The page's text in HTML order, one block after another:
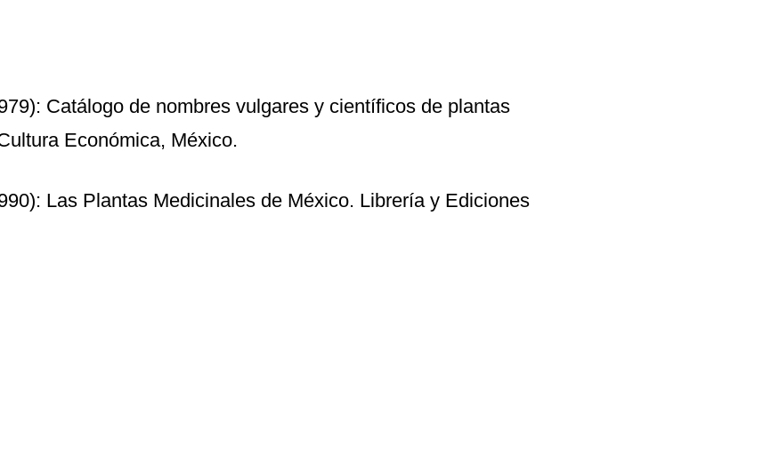
Catálogo de nombres vulgares y científicos de plantas
Económica, México.
Las Plantas Medicinales de México. Librería y Ediciones